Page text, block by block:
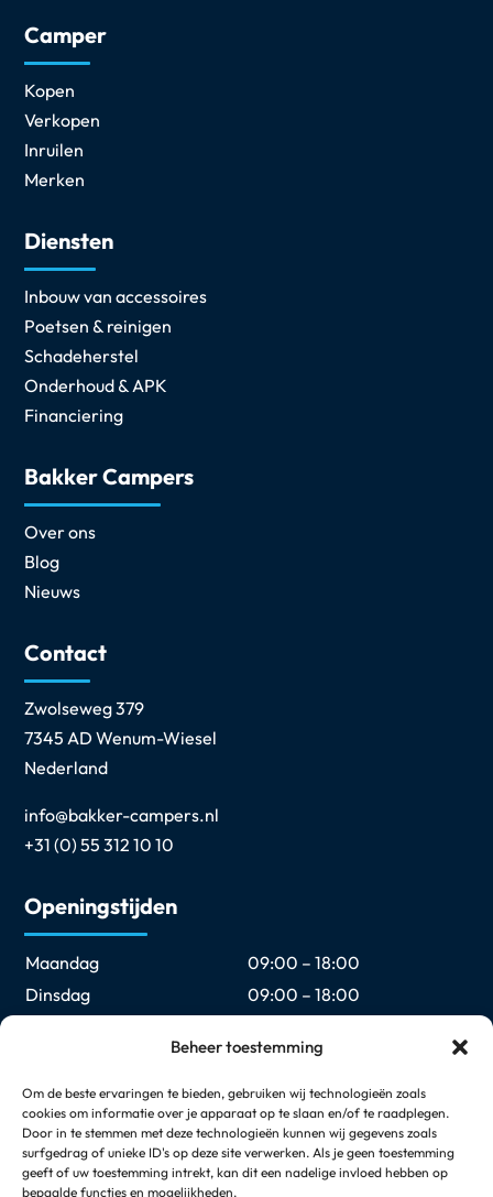
Beheer toestemming
Om de beste ervaringen te bieden, gebruiken wij technologieën zoals
cookies om informatie over je apparaat op te slaan en/of te raadplegen.
Door in te stemmen met deze technologieën kunnen wij gegevens zoals
surfgedrag of unieke ID's op deze site verwerken. Als je geen toestemming
geeft of uw toestemming intrekt, kan dit een nadelige invloed hebben op
bepaalde functies en mogelijkheden.
Camper
Kopen
Verkopen
Inruilen
Merken
Diensten
Inbouw van accessoires
Poetsen & reinigen
Schadeherstel
Onderhoud & APK
Financiering
Bakker Campers
Over ons
Blog
Nieuws
Contact
Zwolseweg 379
7345 AD Wenum-Wiesel
Nederland
info@bakker-campers.nl
+31 (0) 55 312 10 10
Openingstijden
Maandag
09:00 – 18:00
Dinsdag
09:00 – 18:00
09:00 – 18:00
Vrijdag
09:00 – 18:00
Zaterdag
09:00 – 17:00
Zondag
Gesloten